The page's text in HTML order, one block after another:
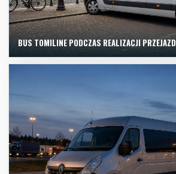
BUS TOMILINE PODCZAS REALIZACJI